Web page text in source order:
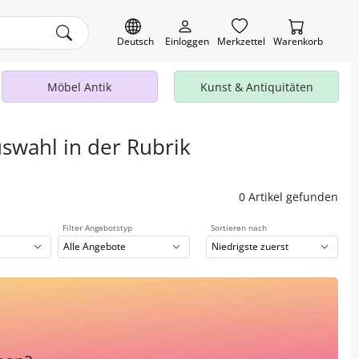
Deutsch Einloggen Merkzettel Warenkorb
Möbel Antik Kunst & Antiquitäten
in der Rubrik
0 Artikel gefunden
Filter Angebotstyp
Alle Angebote
Sortieren nach
Niedrigste zuerst